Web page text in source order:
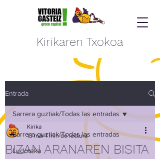
Kirikaren Txokoa
Entrada
Sarrera guztiak/Todas las entradas
Ludoteka
Sarrera guztiak/Todas las entradas
BIZAN ARANAREN BISITA
Kirika
13 mar 1 min de lectura